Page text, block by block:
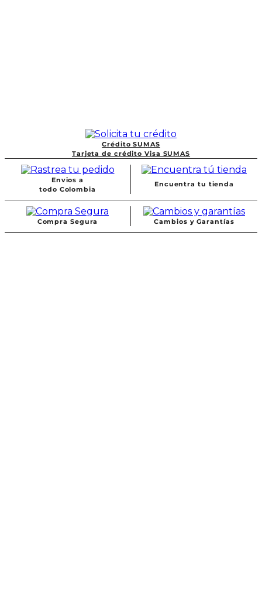
Crédito SUMAS
Tarjeta de crédito Visa SUMAS
Envios a
todo Colombia
Encuentra tu tienda
Compra Segura Cambios y Garantías